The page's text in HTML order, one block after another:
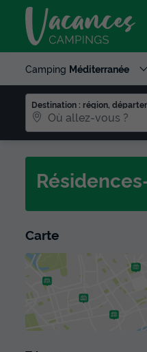
Camping Méditerranée
Destination : région,
Carte